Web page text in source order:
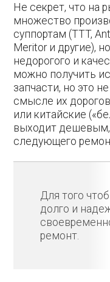
Не секрет, что на
множество
суппортам (TTT,
Meritor и другие),
недорогого и
можно получить
запчасти, но это
смысле их
или китайские
выходит дешевым,
следующего
Для того
долго и
ремонт.